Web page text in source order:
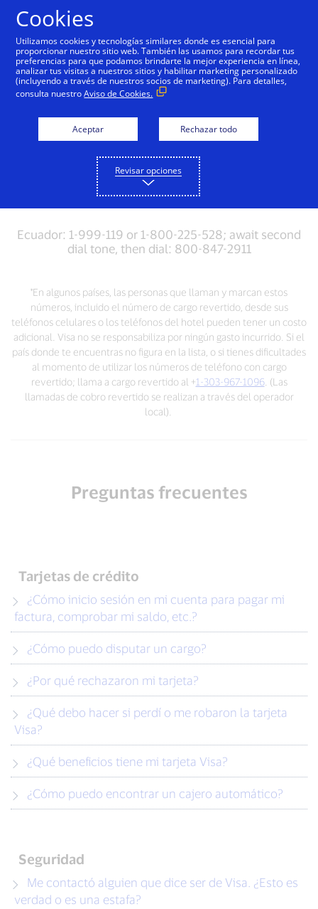
Obtén ayuda
¿Necesitas ayuda? Llámanos
Por pérdida o robo de tarjeta, por favor llámanos:
Ecuador: 1-999-119 or 1-800-225-528; await second
dial tone, then dial: 800-847-2911
*En algunos países, las personas que llaman y marcan estos
números, incluido el número de cargo revertido, desde sus
teléfonos celulares o los teléfonos del hotel pueden tener un costo
adicional. Visa no se responsabiliza por ningún gasto incurrido. Si el
país donde te encuentras no figura en la lista, o si tienes dificultades
al momento de utilizar los números de teléfono con cargo
revertido; llama a cargo revertido al +1-303-967-1096. (Las
llamadas de cobro revertido se realizan a través del operador
local).
Preguntas frecuentes
Tarjetas de crédito
factura, comprobar mi saldo, etc.?
¿Cómo puedo disputar un cargo?
¿Por qué rechazaron mi tarjeta?
Visa?
¿Qué beneficios tiene mi tarjeta Visa?
¿Cómo puedo encontrar un cajero automático?
Seguridad
verdad o es una estafa?
Cookies
Utilizamos cookies y tecnologías similares donde es esencial para
proporcionar nuestro sitio web. También las usamos para recordar tus
preferencias para que podamos brindarte la mejor experiencia en línea,
analizar tus visitas a nuestros sitios y habilitar marketing personalizado
(incluyendo a través de nuestros socios de marketing). Para detalles,
consulta nuestroAviso de Cookies.
Aceptar Rechazar todo
Revisar opciones